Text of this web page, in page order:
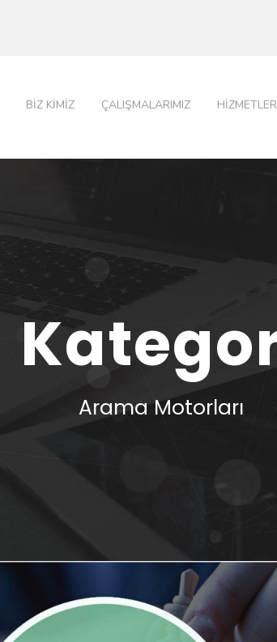
BIZ KIMIZ ÇALIŞMALARIMIZ
Arama Motorları